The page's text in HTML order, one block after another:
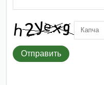
Отправить